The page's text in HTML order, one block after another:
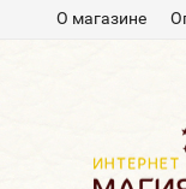
О магазине